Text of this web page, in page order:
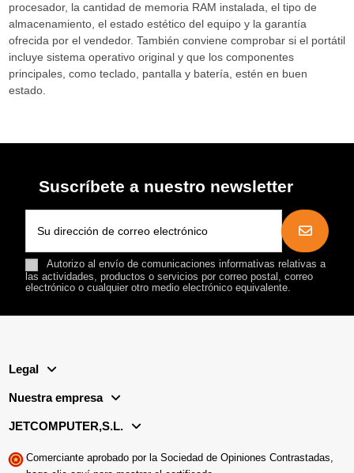
procesador, la cantidad de memoria RAM instalada, el tipo de
almacenamiento, el estado estético del equipo y la garantía
ofrecida por el vendedor. También conviene comprobar si el portátil
incluye sistema operativo original y que los componentes
principales, como teclado, pantalla y batería, estén en buen
estado.
Suscríbete a nuestro newsletter
Autorizo al envío de comunicaciones informativas relativas a
las actividades, productos o servicios por correo postal, correo
electrónico o cualquier otro medio electrónico equivalente.
Legal
Nuestra empresa
JETCOMPUTER,S.L.
Comerciante aprobado por la Sociedad de Opiniones Contrastadas,